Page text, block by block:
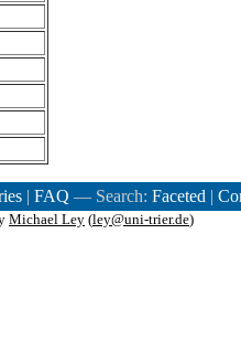
| FAQ — Search: Faceted |
Michael Ley (ley@uni-trier.de)